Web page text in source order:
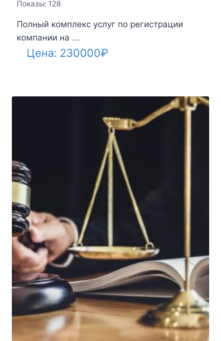
Показы: 128
Полный комплекс услуг по регистрации
компании на ...
Цена: 230000₽